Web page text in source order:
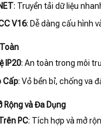
: Truyền tải dữ liệu
V16: Dễ dàng cấu hình
IP20: An toàn trong môi
Cấp: Vỏ bền bỉ, chống va
Rộng và Đa Dụng
PC: Tích hợp và mở